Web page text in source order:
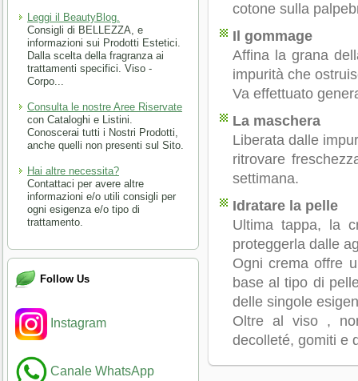
Leggi il BeautyBlog.
Consigli di BELLEZZA, e
informazioni sui Prodotti Estetici.
Dalla scelta della fragranza ai
trattamenti specifici. Viso -
Corpo...
Consulta le nostre Aree Riservate
con Cataloghi e Listini.
Conoscerai tutti i Nostri Prodotti,
anche quelli non presenti sul Sito.
Hai altre necessita?
Contattaci per avere altre
informazioni e/o utili consigli per
ogni esigenza e/o tipo di
trattamento.
Follow Us
Instagram
Canale WhatsApp
cotone sulla
Il gommage
Affina la grana
impurità che
Va effettuato
La maschera
Liberata dalle
ritrovare
settimana.
Idratare la pelle
Ultima tappa, la
proteggerla dalle
Ogni crema offre
base al tipo di
delle singole
Oltre al viso ,
decolleté, gomiti e